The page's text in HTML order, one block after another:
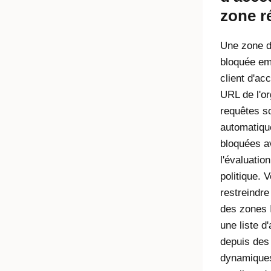
zone
Une zone
bloquée
client
URL de
requêtes
bloquées
politique.
des zones
une liste
depuis